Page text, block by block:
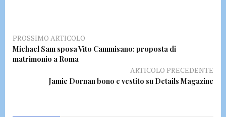
PROSSIMO ARTICOLO
Michael Sam sposa Vito Cammisano: proposta di
matrimonio a Roma
ARTICOLO PRECEDENTE
Jamie Dornan bono e vestito su Details Magazine